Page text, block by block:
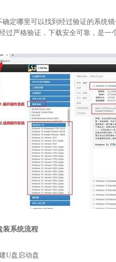
确定哪里可以找到经过验证的系统
过严格验证，下载安全可靠，是一
装系统流程
U盘启动盘